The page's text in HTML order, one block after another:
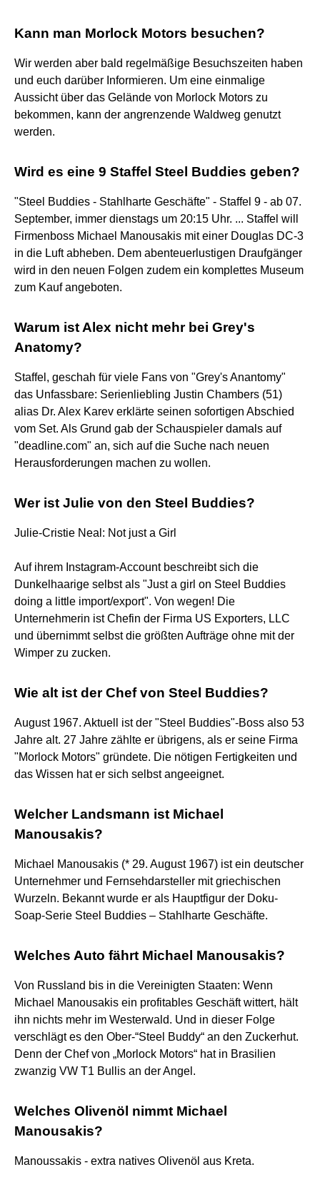
Kann man Morlock Motors besuchen?
Wir werden aber bald regelmäßige Besuchszeiten haben
und euch darüber Informieren. Um eine einmalige
Aussicht über das Gelände von Morlock Motors zu
bekommen, kann der angrenzende Waldweg genutzt
werden.
Wird es eine 9 Staffel Steel Buddies geben?
"Steel Buddies - Stahlharte Geschäfte" - Staffel 9 - ab 07.
September, immer dienstags um 20:15 Uhr. ... Staffel will
Firmenboss Michael Manousakis mit einer Douglas DC-3
in die Luft abheben. Dem abenteuerlustigen Draufgänger
wird in den neuen Folgen zudem ein komplettes Museum
zum Kauf angeboten.
Warum ist Alex nicht mehr bei Grey's
Anatomy?
Staffel, geschah für viele Fans von "Grey's Anantomy"
das Unfassbare: Serienliebling Justin Chambers (51)
alias Dr. Alex Karev erklärte seinen sofortigen Abschied
vom Set. Als Grund gab der Schauspieler damals auf
"deadline.com" an, sich auf die Suche nach neuen
Herausforderungen machen zu wollen.
Wer ist Julie von den Steel Buddies?
Julie-Cristie Neal: Not just a Girl
Auf ihrem Instagram-Account beschreibt sich die
Dunkelhaarige selbst als "Just a girl on Steel Buddies
doing a little import/export". Von wegen! Die
Unternehmerin ist Chefin der Firma US Exporters, LLC
und übernimmt selbst die größten Aufträge ohne mit der
Wimper zu zucken.
Wie alt ist der Chef von Steel Buddies?
August 1967. Aktuell ist der "Steel Buddies"-Boss also 53
Jahre alt. 27 Jahre zählte er übrigens, als er seine Firma
"Morlock Motors" gründete. Die nötigen Fertigkeiten und
das Wissen hat er sich selbst angeeignet.
Welcher Landsmann ist Michael
Manousakis?
Michael Manousakis (* 29. August 1967) ist ein deutscher
Unternehmer und Fernsehdarsteller mit griechischen
Wurzeln. Bekannt wurde er als Hauptfigur der Doku-
Soap-Serie Steel Buddies – Stahlharte Geschäfte.
Welches Auto fährt Michael Manousakis?
Von Russland bis in die Vereinigten Staaten: Wenn
Michael Manousakis ein profitables Geschäft wittert, hält
ihn nichts mehr im Westerwald. Und in dieser Folge
verschlägt es den Ober-“Steel Buddy“ an den Zuckerhut.
Denn der Chef von „Morlock Motors“ hat in Brasilien
zwanzig VW T1 Bullis an der Angel.
Welches Olivenöl nimmt Michael
Manousakis?
Manoussakis - extra natives Olivenöl aus Kreta.